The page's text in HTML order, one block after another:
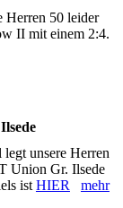
Herren 50 leider
II mit einem 2:4.
unsere Herren
Union Gr. Ilsede
ist HIER mehr